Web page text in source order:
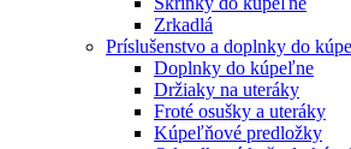
Zrkadlá
Príslušenstvo a doplnky do
Doplnky do kúpeľne
Držiaky na uteráky
Froté osušky a uteráky
Kúpeľňové predložky